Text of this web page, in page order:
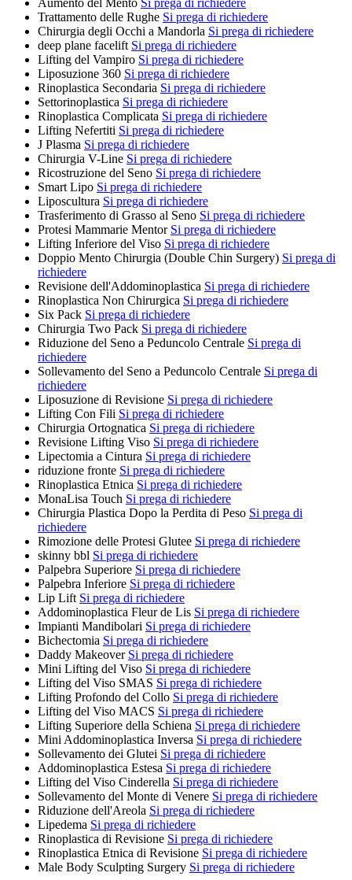
Trattamento delle Rughe Si prega di richiedere
Chirurgia degli Occhi a Mandorla Si prega di richiedere
deep plane facelift Si prega di richiedere
Lifting del Vampiro Si prega di richiedere
Liposuzione 360 Si prega di richiedere
Rinoplastica Secondaria Si prega di richiedere
Settorinoplastica Si prega di richiedere
Rinoplastica Complicata Si prega di richiedere
Lifting Nefertiti Si prega di richiedere
J Plasma Si prega di richiedere
Chirurgia V-Line Si prega di richiedere
Ricostruzione del Seno Si prega di richiedere
Smart Lipo Si prega di richiedere
Liposcultura Si prega di richiedere
Trasferimento di Grasso al Seno Si prega di richiedere
Protesi Mammarie Mentor Si prega di richiedere
Lifting Inferiore del Viso Si prega di richiedere
Doppio Mento Chirurgia (Double Chin Surgery) Si prega di
richiedere
Revisione dell'Addominoplastica Si prega di richiedere
Rinoplastica Non Chirurgica Si prega di richiedere
Six Pack Si prega di richiedere
Chirurgia Two Pack Si prega di richiedere
Riduzione del Seno a Peduncolo Centrale Si prega di
richiedere
Sollevamento del Seno a Peduncolo Centrale Si prega di
richiedere
Liposuzione di Revisione Si prega di richiedere
Lifting Con Fili Si prega di richiedere
Chirurgia Ortognatica Si prega di richiedere
Revisione Lifting Viso Si prega di richiedere
Lipectomia a Cintura Si prega di richiedere
riduzione fronte Si prega di richiedere
Rinoplastica Etnica Si prega di richiedere
MonaLisa Touch Si prega di richiedere
Chirurgia Plastica Dopo la Perdita di Peso Si prega di
richiedere
Rimozione delle Protesi Glutee Si prega di richiedere
skinny bbl Si prega di richiedere
Palpebra Superiore Si prega di richiedere
Palpebra Inferiore Si prega di richiedere
Lip Lift Si prega di richiedere
Addominoplastica Fleur de Lis Si prega di richiedere
Impianti Mandibolari Si prega di richiedere
Bichectomia Si prega di richiedere
Daddy Makeover Si prega di richiedere
Mini Lifting del Viso Si prega di richiedere
Lifting del Viso SMAS Si prega di richiedere
Lifting Profondo del Collo Si prega di richiedere
Lifting del Viso MACS Si prega di richiedere
Lifting Superiore della Schiena Si prega di richiedere
Mini Addominoplastica Inversa Si prega di richiedere
Sollevamento dei Glutei Si prega di richiedere
Addominoplastica Estesa Si prega di richiedere
Lifting del Viso Cinderella Si prega di richiedere
Sollevamento del Monte di Venere Si prega di richiedere
Riduzione dell'Areola Si prega di richiedere
Lipedema Si prega di richiedere
Rinoplastica di Revisione Si prega di richiedere
Rinoplastica Etnica di Revisione Si prega di richiedere
Male Body Sculpting Surgery Si prega di richiedere